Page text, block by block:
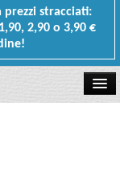
prezzi stracciati:
2,90 o 3,90 €